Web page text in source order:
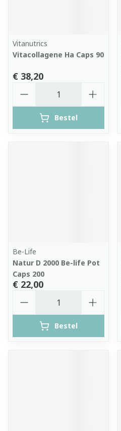
Vitanutrics
Vitacollagene Ha Caps 90
€ 38,20
Bestel
Be-Life
Natur D 2000 Be-life Pot
Caps 200
€ 22,00
Bestel